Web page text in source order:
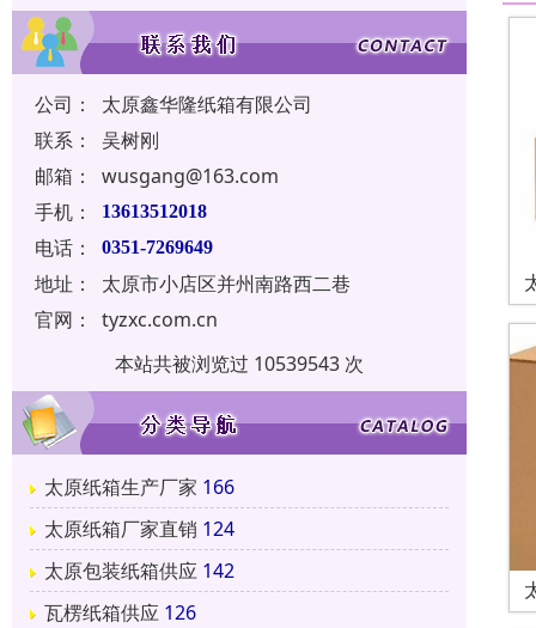
公司：
太原鑫华隆纸箱有限公司
联系：
吴树刚
邮箱：
wusgang@163.com
手机：
13613512018
电话： 0351-7269649
地址：
太原市小店区并州南路西二巷
官网：
tyzxc.com.cn
本站共被浏览过 10539543 次
太原纸箱生产厂家 166
太原纸箱厂家直销 124
太原包装纸箱供应 142
瓦楞纸箱供应 126